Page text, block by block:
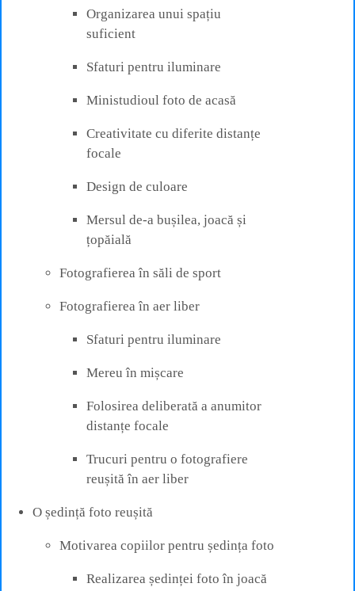
Organizarea unui spațiu
suficient
Sfaturi pentru iluminare
Ministudioul foto de acasă
Creativitate cu diferite distanțe
focale
Design de culoare
Mersul de-a bușilea, joacă și
țopăială
Fotografierea în săli de sport
Fotografierea în aer liber
Sfaturi pentru iluminare
Mereu în mișcare
Folosirea deliberată a anumitor
distanțe focale
Trucuri pentru o fotografiere
reușită în aer liber
O ședință foto reușită
Motivarea copiilor pentru ședința foto
Realizarea ședinței foto în joacă